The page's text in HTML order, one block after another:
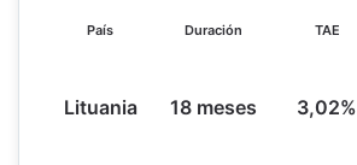
País
Lituania
Duración
18 meses
TAE
3,02%